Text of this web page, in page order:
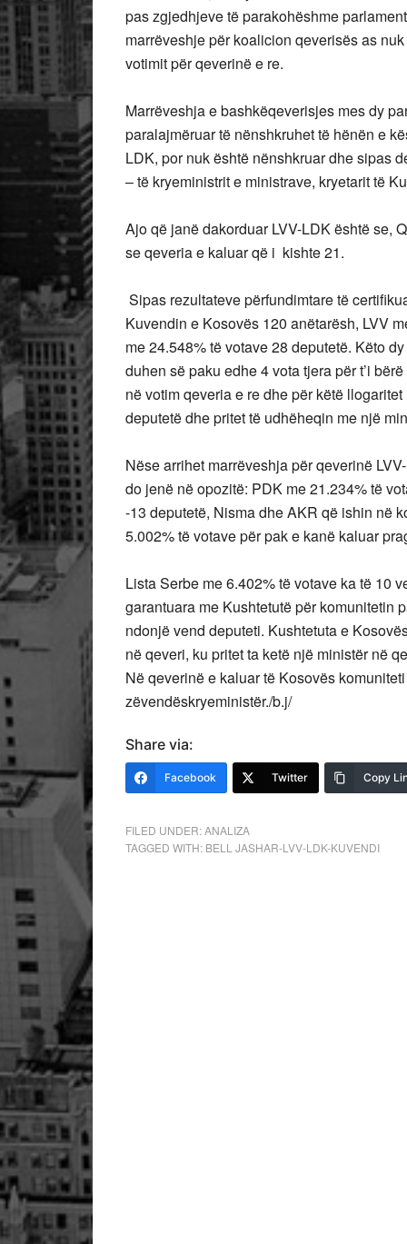
pas zgjedhjeve të parakohëshme
marrëveshje për koalicion qeverisës as
votimit për qeverinë e re.
Marrëveshja e bashkëqeverisjes mes dy
paralajmëruar të nënshkruhet të hënën e
LDK, por nuk është nënshkruar dhe sipas
– të kryeministrit e ministrave, kryetarit të
Ajo që janë dakorduar LVV-LDK është se,
se qeveria e kaluar që i kishte 21.
Sipas rezultateve përfundimtare të
Kuvendin e Kosovës 120 anëtarësh, LVV
me 24.548% të votave 28 deputetë. Këto
duhen së paku edhe 4 vota tjera për t’i
në votim qeveria e re dhe për këtë
deputetë dhe pritet të udhëheqin me një
Nëse arrihet marrëveshja për qeverinë
do jenë në opozitë: PDK me 21.234% të
-13 deputetë, Nisma dhe AKR që ishin në
5.002% të votave për pak e kanë kaluar
Lista Serbe me 6.402% të votave ka të 10
garantuara me Kushtetutë për komunitetin
ndonjë vend deputeti. Kushtetuta e
në qeveri, ku pritet ta ketë një ministër në
Në qeverinë e kaluar të Kosovës
zëvendëskryeministër./b.j/
Share via:
Facebook Twitter Copy
FILED UNDER:ANALIZA
TAGGED WITH: BELL JASHAR-LVV-LDK-KUVENDI